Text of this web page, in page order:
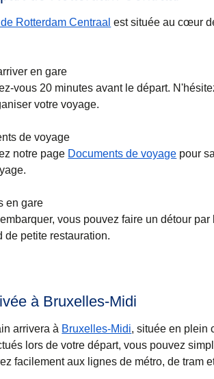
Rotterdam Centraal est située au cœur
en gare
vous 20 minutes avant le départ.
votre voyage.
de voyage
notre page Documents de voyage pour
en gare
vous pouvez faire un détour
de petite restauration.
à Bruxelles-Midi
arrivera à Bruxelles-Midi, située en plein
lors de votre départ, vous pouvez
facilement aux lignes de métro, de tram